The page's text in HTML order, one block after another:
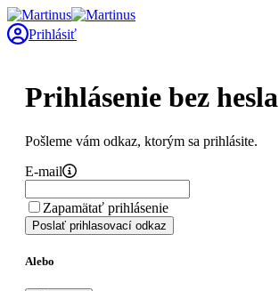
Prihlásiť
Prihlásenie bez hesla
Pošleme vám odkaz, ktorým sa prihlásite.
E-mail
Zapamätať prihlásenie
Poslať prihlasovací odkaz
Alebo